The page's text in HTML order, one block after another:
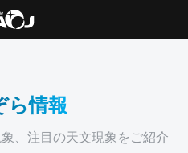
ら情報
、注目の天文現象をご紹介